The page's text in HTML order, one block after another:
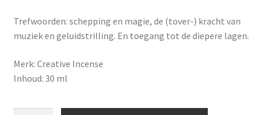
Trefwoorden: schepping en magie, de (tover-) kracht van
muziek en geluidstrilling. En toegang tot de diepere lagen.
Merk: Creative Incense
Inhoud: 30 ml